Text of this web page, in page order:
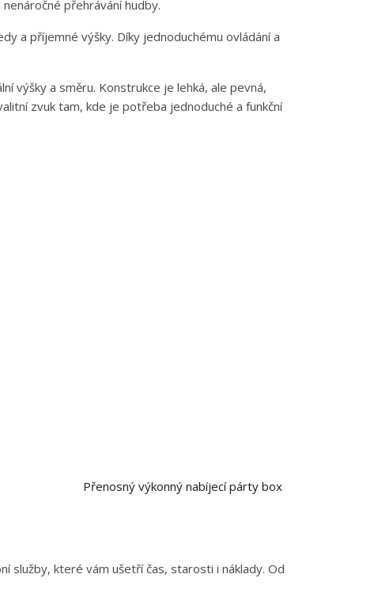
přehrávání hudby.
a příjemné výšky. Díky jednoduchému ovládání a
výšky a směru. Konstrukce je lehká, ale pevná,
zvuk tam, kde je potřeba jednoduché a funkční
Přenosný výkonný nabíjecí párty box
služby, které vám ušetří čas, starosti i náklady. Od